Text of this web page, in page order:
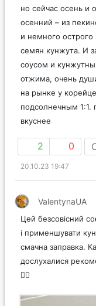
но сейчас осень и
осенний – из
и немного
семян кунжута. И
соусом и
отжима, очень
на рынке у
подсолнечным 1:1.
вкуснее
2 0
20.10.23 19:47
ValentynaUA
Цей безсовісний
і применшувати
смачна заправка.
дослухалися
👍🏼